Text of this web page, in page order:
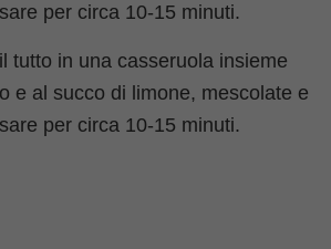
per circa 10-15 minuti.